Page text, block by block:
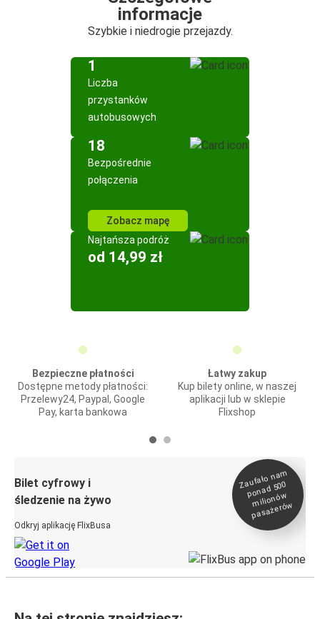
informacje
Szybkie i niedrogie przejazdy.
1
Liczba
przystanków
autobusowych
18
Bezpośrednie
połączenia
Zobacz mapę
Najtańsza podróż
od 14,99 zł
Bezpieczne płatności
Dostępne metody płatności:
Przelewy24, Paypal, Google
Pay, karta bankowa
Łatwy zakup
Kup bilety online, w naszej
aplikacji lub w sklepie
Flixshop
Bilet cyfrowy i
śledzenie na żywo
Odkryj aplikację FlixBusa
Zaufało na
m
ponad 500
milionó
w
pasażeró
w